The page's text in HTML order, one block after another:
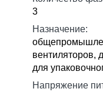
3
Назначение:
вентиляторов,
для
Напряжение